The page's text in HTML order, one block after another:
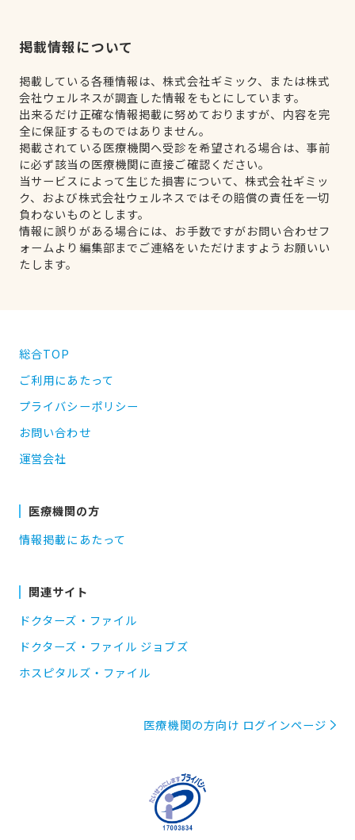
掲載情報について
掲載している各種情報は、株式会社ギミック、または株式
会社ウェルネスが調査した情報をもとにしています。
出来るだけ正確な情報掲載に努めておりますが、内容を完
全に保証するものではありません。
掲載されている医療機関へ受診を希望される場合は、事前
に必ず該当の医療機関に直接ご確認ください。
当サービスによって生じた損害について、株式会社ギミッ
ク、および株式会社ウェルネスではその賠償の責任を一切
負わないものとします。
情報に誤りがある場合には、お手数ですがお問い合わせフ
ォームより編集部までご連絡をいただけますようお願いい
たします。
総合TOP
ご利用にあたって
プライバシーポリシー
お問い合わせ
運営会社
医療機関の方
情報掲載にあたって
関連サイト
ドクターズ・ファイル
ドクターズ・ファイル ジョブズ
ホスピタルズ・ファイル
医療機関の方向け ログインページ